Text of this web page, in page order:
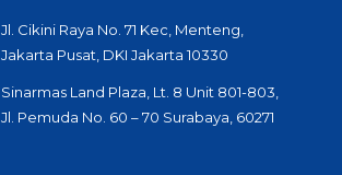
Jl. Cikini Raya No. 71 Kec, Menteng,
Jakarta Pusat, DKI Jakarta 10330
Sinarmas Land Plaza, Lt. 8 Unit 801-803,
Jl. Pemuda No. 60 – 70 Surabaya, 60271